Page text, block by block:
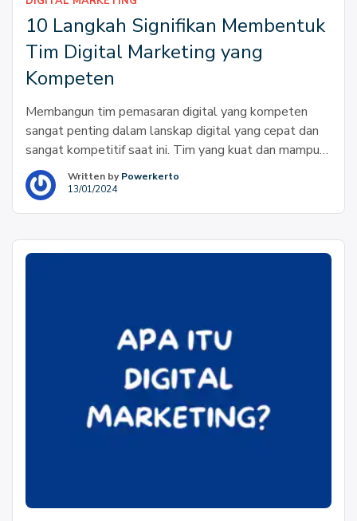
10 Langkah Signifikan Membentuk
Tim Digital Marketing yang
Kompeten
Membangun tim pemasaran digital yang kompeten
sangat penting dalam lanskap digital yang cepat dan
sangat kompetitif saat ini. Tim yang kuat dan mampu
dapat membuat perbedaan dalam berhasil mengarungi
kompleksitas pemasaran digital dan mencapai tujuan
yang mahir sangat penting bagi bisnis yang ingin […]
Written byPowerkerto
13/01/2024